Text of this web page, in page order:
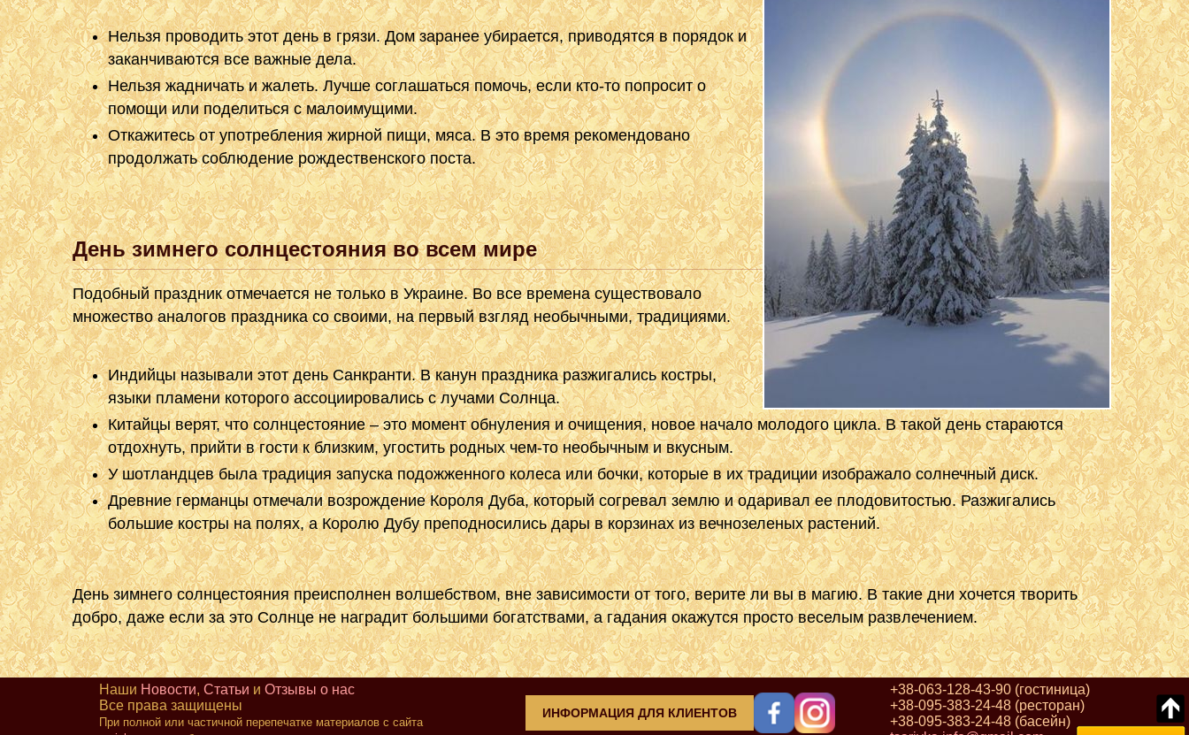
Нельзя проводить этот день в грязи. Дом заранее убирается, приводятся в порядок и
заканчиваются все важные дела.
Нельзя жадничать и жалеть. Лучше соглашаться помочь, если кто-то попросит о
помощи или поделиться с малоимущими.
Откажитесь от употребления жирной пищи, мяса. В это время рекомендовано
продолжать соблюдение рождественского поста.
День зимнего солнцестояния во всем мире
Подобный праздник отмечается не только в Украине. Во все времена существовало
множество аналогов праздника со своими, на первый взгляд необычными, традициями.
Индийцы называли этот день Санкранти. В канун праздника разжигались костры,
языки пламени которого ассоциировались с лучами Солнца.
Китайцы верят, что солнцестояние – это момент обнуления и очищения, новое начало молодого цикла. В такой день стараются
отдохнуть, прийти в гости к близким, угостить родных чем-то необычным и вкусным.
У шотландцев была традиция запуска подожженного колеса или бочки, которые в их традиции изображало солнечный диск.
Древние германцы отмечали возрождение Короля Дуба, который согревал землю и одаривал ее плодовитостью. Разжигались
большие костры на полях, а Королю Дубу преподносились дары в корзинах из вечнозеленых растений.
День зимнего солнцестояния преисполнен волшебством, вне зависимости от того, верите ли вы в магию. В такие дни хочется творить
добро, даже если за это Солнце не наградит большими богатствами, а гадания окажутся просто веселым развлечением.
Наши Новости, Статьи и Отзывы о нас
Все права защищены
При полной или частичной перепечатке материалов с сайта
+38-063-128-43-90 (гостиница)
+38-095-383-24-48 (ресторан)
+38-095-383-24-48 (басейн)
ИНФОРМАЦИЯ ДЛЯ КЛИЕНТОВ